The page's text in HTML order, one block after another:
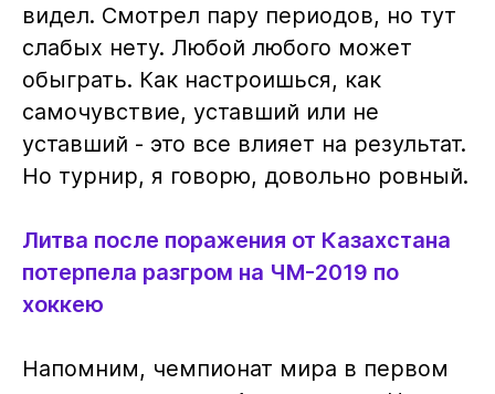
видел. Смотрел пару периодов, но тут
слабых нету. Любой любого может
обыграть. Как настроишься, как
самочувствие, уставший или не
уставший - это все влияет на результат.
Но турнир, я говорю, довольно ровный.
Литва после поражения от Казахстана
потерпела разгром на ЧМ-2019 по
хоккею
Напомним, чемпионат мира в первом